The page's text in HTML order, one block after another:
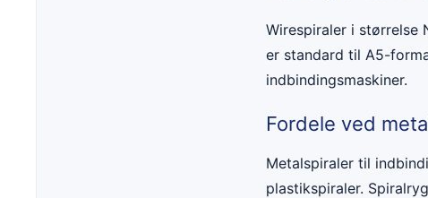
Wirespiraler i størrelse
er standard til A5-
indbindingsmaskiner.
Fordele ved
Metalspiraler til
plastikspiraler.